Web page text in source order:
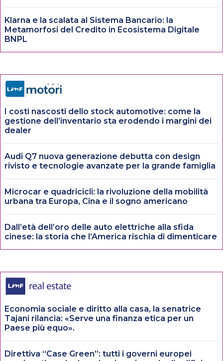
Klarna e la scalata al Sistema Bancario: la
Metamorfosi del Credito in Ecosistema Digitale
BNPL
I costi nascosti dello stock automotive: come la
gestione dell’inventario sta erodendo i margini dei
dealer
Audi Q7 nuova generazione debutta con design
rivisto e tecnologie avanzate per la grande famiglia
Microcar e quadricicli: la rivoluzione della mobilità
urbana tra Europa, Cina e il sogno americano
Dall’età dell’oro delle auto elettriche alla sfida
cinese: la storia che l’America rischia di dimenticare
Economia sociale e diritto alla casa, la senatrice
Tajani rilancia: «Serve una finanza etica per un
Paese più equo».
Direttiva “Case Green”: tutti i governi europei